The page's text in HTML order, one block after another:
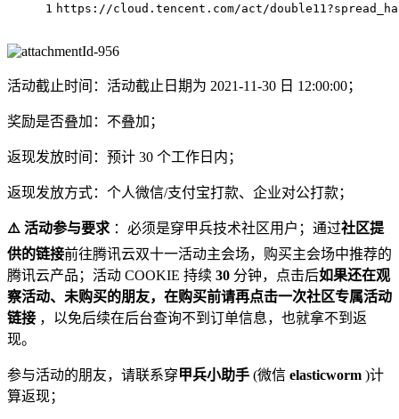
1 https: //cloud.tencent.com/act/
活动截止时间：活动截止日期为 2021-11-30 日 12:00:00；
奖励是否叠加：不叠加；
返现发放时间：预计 30 个工作日内；
返现发放方式：个人微信/支付宝打款、企业对公打款；
⚠️ 活动参与要求 ：必须是穿甲兵技术社区用户；通过社区提
供的链接前往腾讯云双十一活动主会场，购买主会场中推荐的
腾讯云产品；活动 COOKIE 持续 30 分钟，点击后如果还在观
察活动、未购买的朋友，在购买前请再点击一次社区专属活动
链接 ，以免后续在后台查询不到订单信息，也就拿不到返
现。
参与活动的朋友，请联系穿甲兵小助手 (微信 elasticworm )计
算返现；